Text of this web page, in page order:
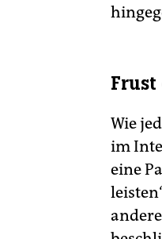
Wie
im
eine